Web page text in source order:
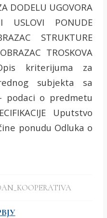
DODELU UGOVORA
USLOVI PONUDE
STRUKTURE
TROSKOVA
kriterijuma za
subjekta sa
podaci o predmetu
Uputstvo
ponudu Odluka o